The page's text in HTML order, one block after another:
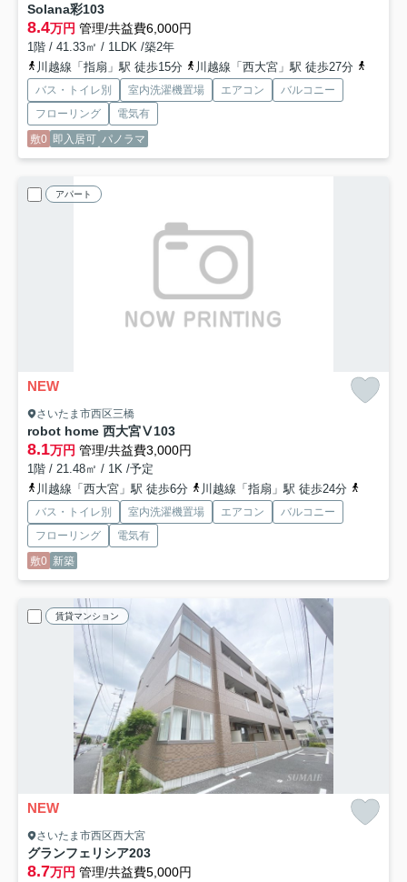
Solana彩103
8.4万円 管理/共益費6,000円
1階 / 41.33㎡ / 1LDK /築2年
川越線「指扇」駅 徒歩15分
川越線「西大宮」駅 徒歩27分
バス・トイレ別 室内洗濯機置場 エアコン
バルコニー
フローリング
電気有
敷0 即入居可 パノラマ
アパート
NEW
さいたま市西区三橋
robot home 西大宮Ⅴ103
8.1万円 管理/共益費3,000円
1階 / 21.48㎡ / 1K /予定
川越線「西大宮」駅 徒歩6分
川越線「指扇」駅 徒歩24分
バス・トイレ別 室内洗濯機置場 エアコン
バルコニー
フローリング
電気有
敷0 新築
賃貸マンション
NEW
さいたま市西区西大宮
グランフェリシア203
8.7万円 管理/共益費5,000円